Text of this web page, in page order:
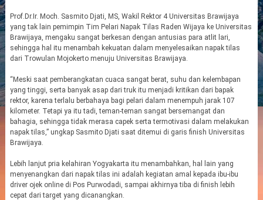
Prof.Dr.Ir. Moch. Sasmito Djati, MS, Wakil Rektor 4 Universitas Brawijaya
yang tak lain pemimpin Tim Pelari Napak Tilas Raden Wijaya ke Universitas
Brawijaya, mengaku sangat berkesan dengan antusias para atlit lari,
sehingga hal itu menambah kekuatan dalam menyelesaikan napak tilas
dari Trowulan Mojokerto menuju Universitas Brawijaya.
“Meski saat pemberangkatan cuaca sangat berat, suhu dan kelembapan
yang tinggi, serta banyak asap dari truk itu menjadi kritikan dari bapak
rektor, karena terlalu berbahaya bagi pelari dalam menempuh jarak 107
kilometer. Tetapi ya itu tadi, teman-teman sangat bersemangat dan
bahagia, sehingga tidak merasa capek serta termotivasi dalam melakukan
napak tilas,” ungkap Sasmito Djati saat ditemui di garis finish Universitas
Brawijaya.
Lebih lanjut pria kelahiran Yogyakarta itu menambahkan, hal lain yang
menyenangkan dari napak tilas ini adalah kegiatan amal kepada ibu-ibu
driver ojek online di Pos Purwodadi, sampai akhirnya tiba di finish lebih
cepat dari target yang dicanangkan.